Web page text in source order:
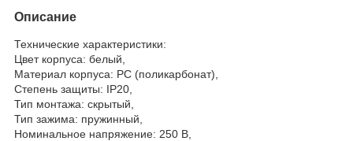
Описание
Технические характеристики:
Цвет корпуса: белый,
Материал корпуса: PC (поликарбонат),
Степень защиты: IP20,
Тип монтажа: скрытый,
Тип зажима: пружинный,
Номинальное напряжение: 250 В,